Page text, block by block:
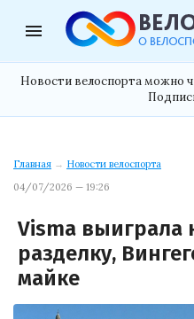
menu
Новости велоспорта можно
Главная → Новости велоспорта
04/07/2026 — 19:26
Visma выиграла
разделку,
майке